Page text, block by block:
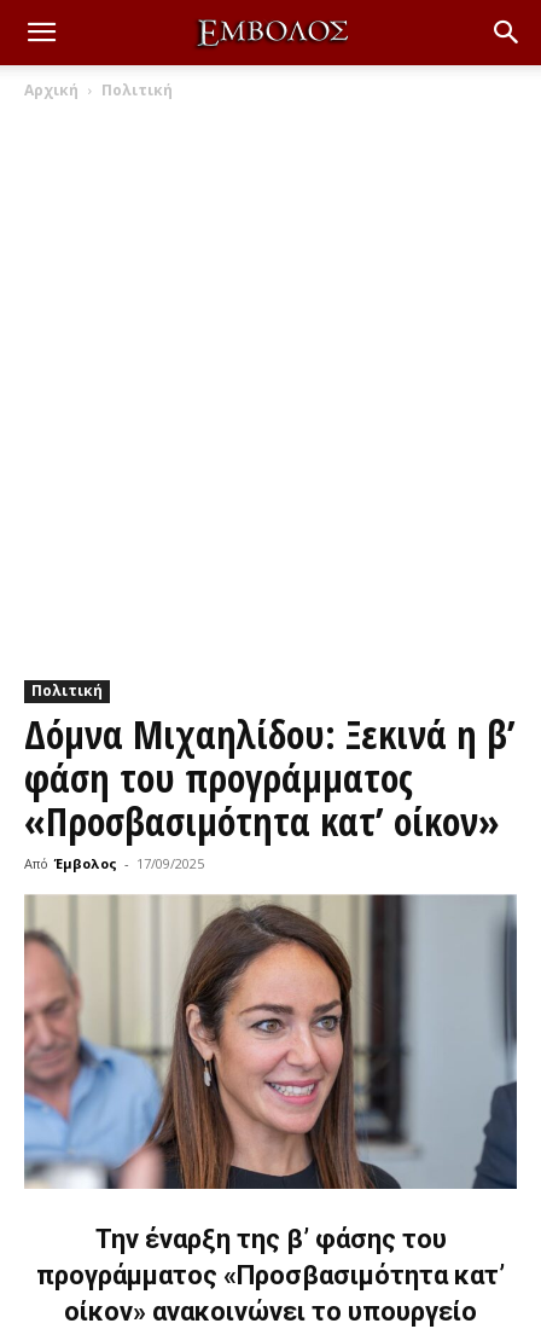
Αρχική Πολιτική
Πολιτική
Δόμνα Μιχαηλίδου: Ξεκινά η β’
φάση του προγράμματος
«Προσβασιμότητα κατ’ οίκον»
Από Έμβολος - 17/09/2025
Την έναρξη της β’ φάσης του
προγράμματος «Προσβασιμότητα κατ’
οίκον» ανακοινώνει το υπουργείο